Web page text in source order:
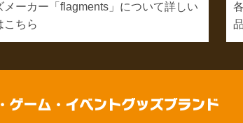
メーカー「flagments」について詳しい
こちら